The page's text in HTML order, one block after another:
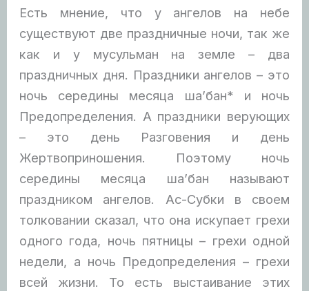
Есть мнение, что у ангелов на небе
существуют две праздничные ночи, так же
как и у мусульман на земле – два
праздничных дня. Праздники ангелов – это
ночь середины месяца ша’бан* и ночь
Предопределения. А праздники верующих
– это день Разговения и день
Жертвоприношения. Поэтому ночь
середины месяца ша’бан называют
праздником ангелов. Ас-Субки в своем
толковании сказал, что она искупает грехи
одного года, ночь пятницы – грехи одной
недели, а ночь Предопределения – грехи
всей жизни. То есть выстаивание этих